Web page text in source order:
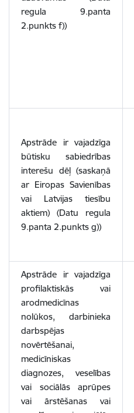
regula 9.panta
2.punkts f))
Apstrāde ir vajadzīga
būtisku sabiedrības
interešu dēļ (saskaņā
ar Eiropas Savienības
vai Latvijas tiesību
aktiem) (Datu regula
9.panta 2.punkts g))
Apstrāde ir vajadzīga
profilaktiskās vai
arodmedicīnas
nolūkos, darbinieka
darbspējas
novērtēšanai,
medicīniskas
diagnozes, veselības
vai sociālās aprūpes
vai ārstēšanas vai